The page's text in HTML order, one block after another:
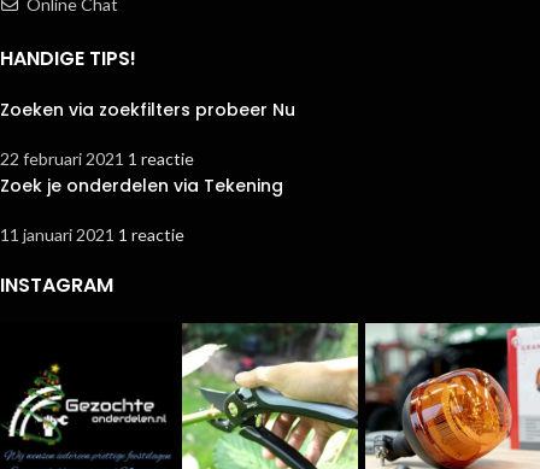
Online Chat
HANDIGE TIPS!
Zoeken via zoekfilters probeer Nu
22 februari 2021 1 reactie
Zoek je onderdelen via Tekening
11 januari 2021 1 reactie
INSTAGRAM